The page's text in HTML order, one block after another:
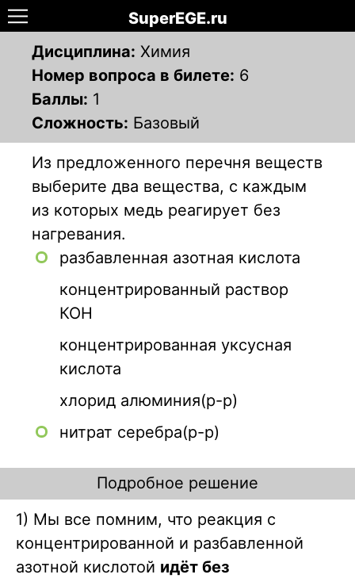
SuperEGE.ru
Дисциплина: Химия
Номер вопроса в билете: 6
Баллы: 1
Сложность: Базовый
Из предложенного перечня веществ
выберите два вещества, с каждым
из которых медь реагирует без
нагревания.
разбавленная азотная кислота
концентрированный раствор
КОН
концентрированная уксусная
кислота
хлорид алюминия(р-р)
нитрат серебра(р-р)
Подробное решение
1) Мы все помним, что реакция с
концентрированной и разбавленной
азотной кислотой идёт без